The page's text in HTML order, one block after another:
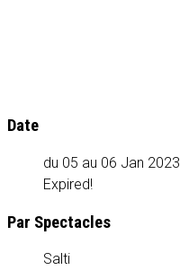
Date
du 05 au 06 Jan 2023
Expired!
Par Spectacles
Salti